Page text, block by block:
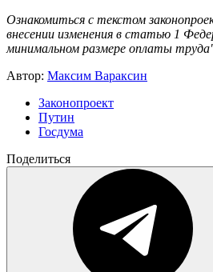
Ознакомиться с текстом
внесении изменения в статью 1
минимальном размере оплаты
Автор: Максим Вараксин
Законопроект
Путин
Госдума
Поделиться